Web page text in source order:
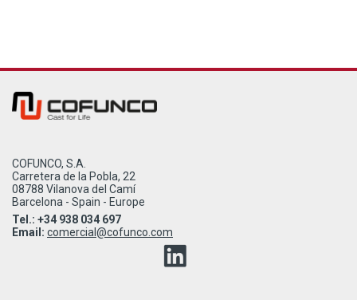
COFUNCO, S.A.
Carretera de la Pobla, 22
08788 Vilanova del Camí
Barcelona - Spain - Europe
Tel.: +34 938 034 697
Email: comercial@cofunco.com